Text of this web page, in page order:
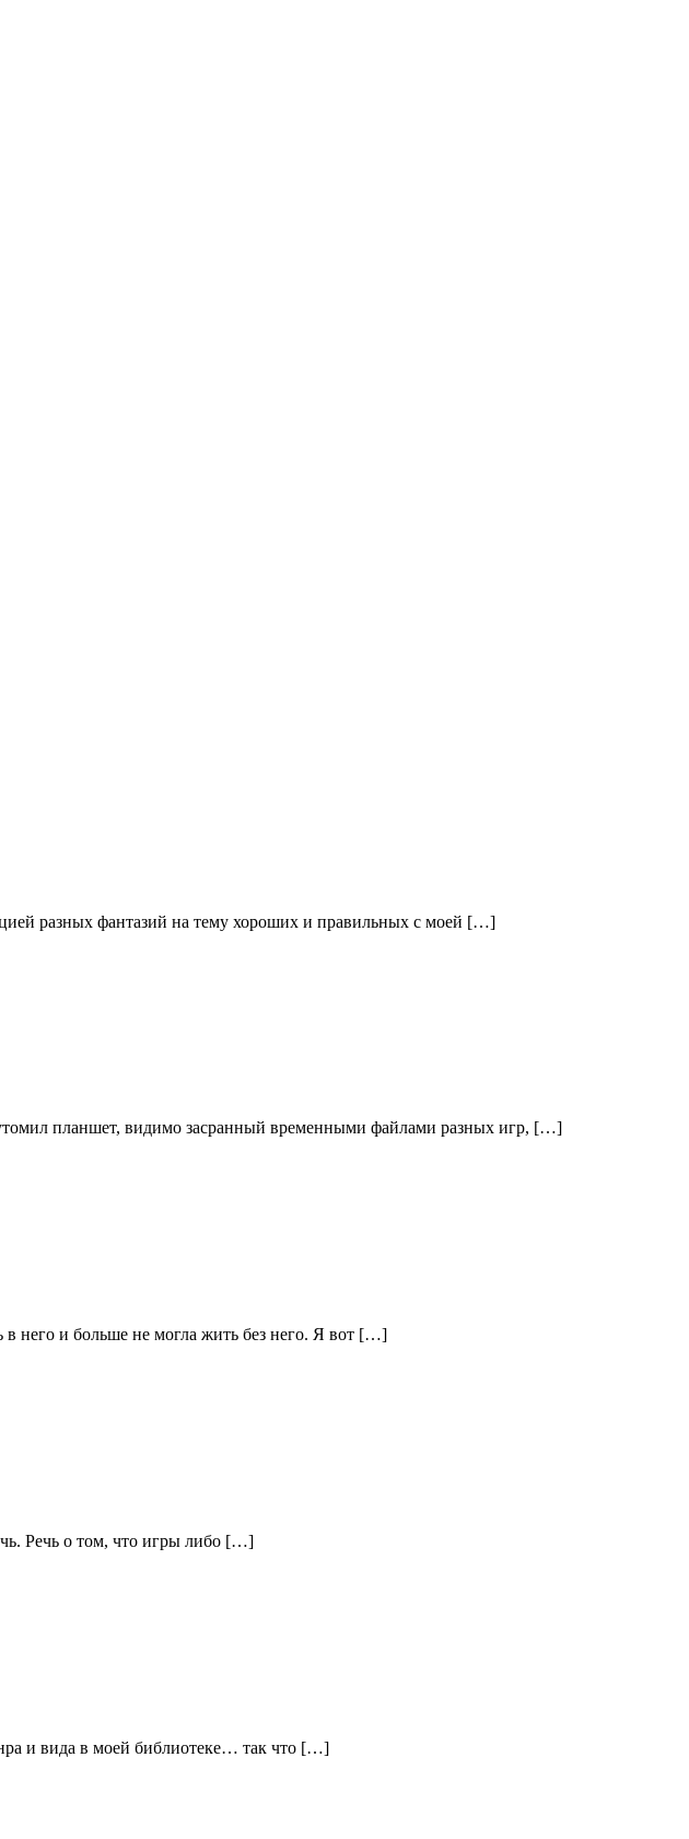
разных фантазий на тему хороших и правильных с моей […]
планшет, видимо засранный временными файлами разных игр, […]
него и больше не могла жить без него. Я вот […]
Речь о том, что игры либо […]
и вида в моей библиотеке… так что […]